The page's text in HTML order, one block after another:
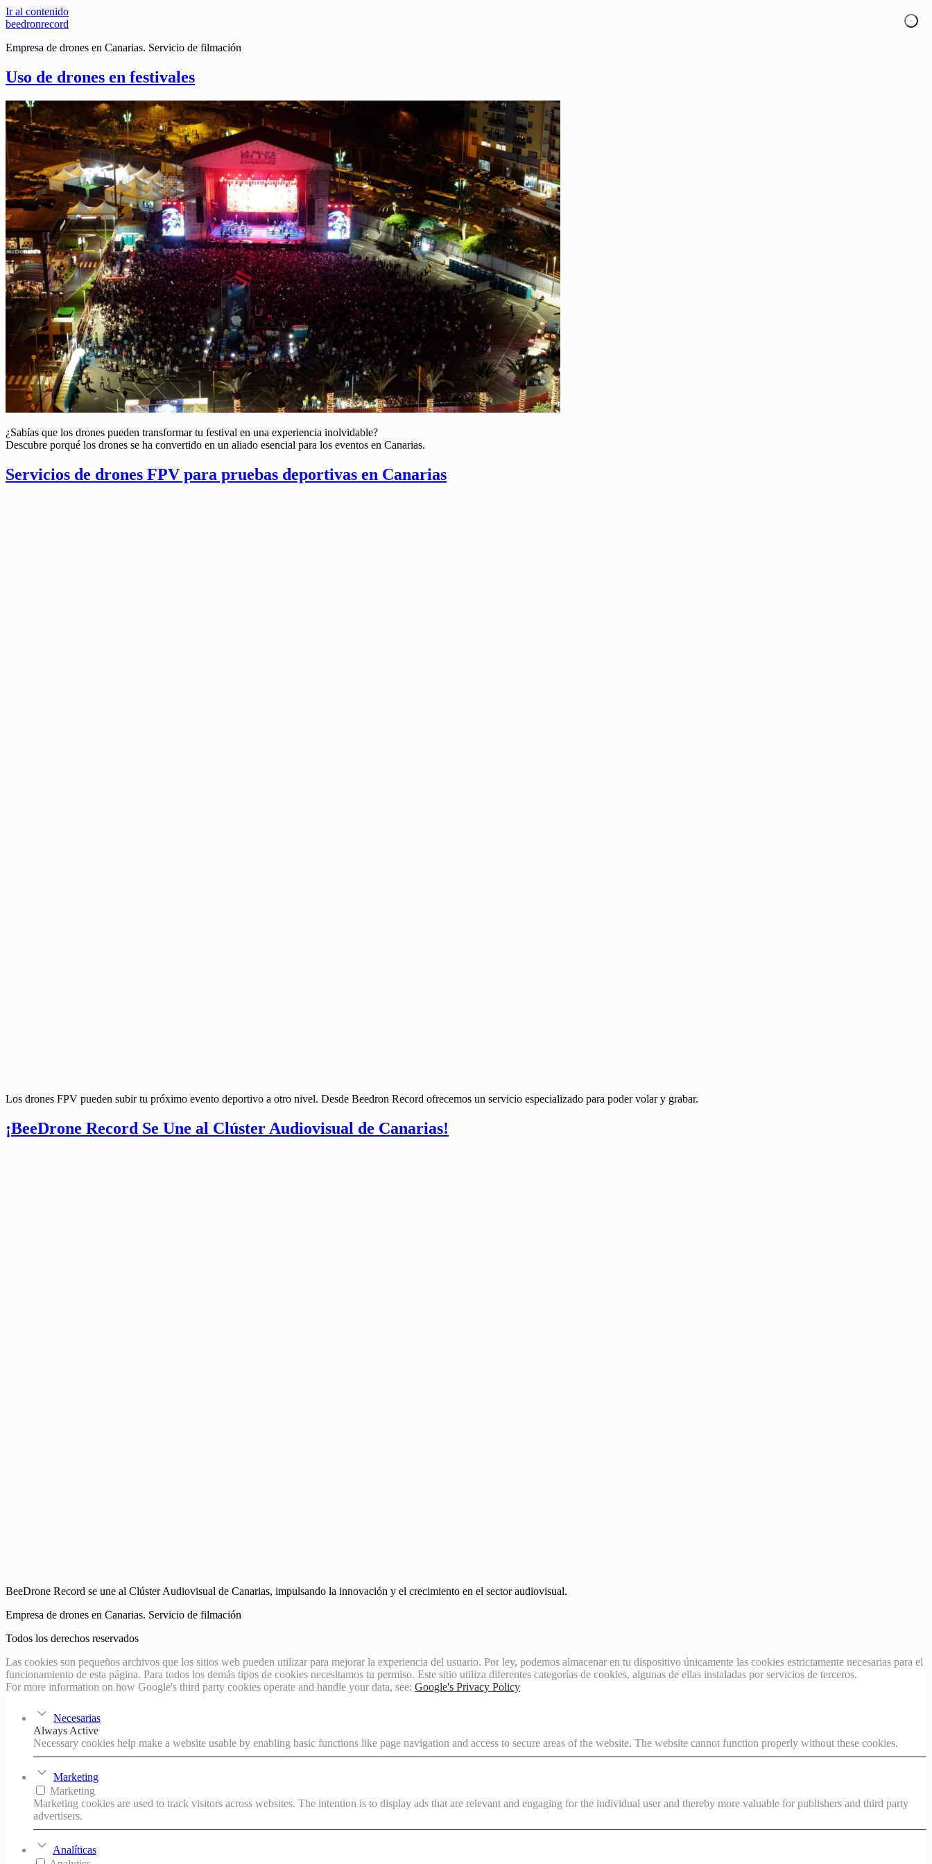
Ir al contenido
beedronrecord
Empresa de drones en Canarias. Servicio de filmación
Uso de drones en festivales
¿Sabías que los drones pueden transformar tu festival en una experiencia inolvidable?
Descubre porqué los drones se ha convertido en un aliado esencial para los eventos en Canarias.
Servicios de drones FPV para pruebas deportivas en Canarias
Los drones FPV pueden subir tu próximo evento deportivo a otro nivel. Desde Beedron Record ofrecemos un servicio especializado para poder volar y grabar.
¡BeeDrone Record Se Une al Clúster Audiovisual de Canarias!
BeeDrone Record se une al Clúster Audiovisual de Canarias, impulsando la innovación y el crecimiento en el sector audiovisual.
Empresa de drones en Canarias. Servicio de filmación
Todos los derechos reservados
Las cookies son pequeños archivos que los sitios web pueden utilizar para mejorar la experiencia del usuario. Por ley, podemos almacenar en tu dispositivo únicamente las cookies estrictamente necesarias para el
funcionamiento de esta página. Para todos los demás tipos de cookies necesitamos tu permiso. Este sitio utiliza diferentes categorías de cookies, algunas de ellas instaladas por servicios de terceros.
For more information on how Google's third party cookies operate and handle your data, see: Google's Privacy Policy
Necesarias
Always Active
Necessary cookies help make a website usable by enabling basic functions like page navigation and access to secure areas of the website. The website cannot function properly without these cookies.
Marketing
Marketing
Marketing cookies are used to track visitors across websites. The intention is to display ads that are relevant and engaging for the individual user and thereby more valuable for publishers and third party
advertisers.
Analíticas